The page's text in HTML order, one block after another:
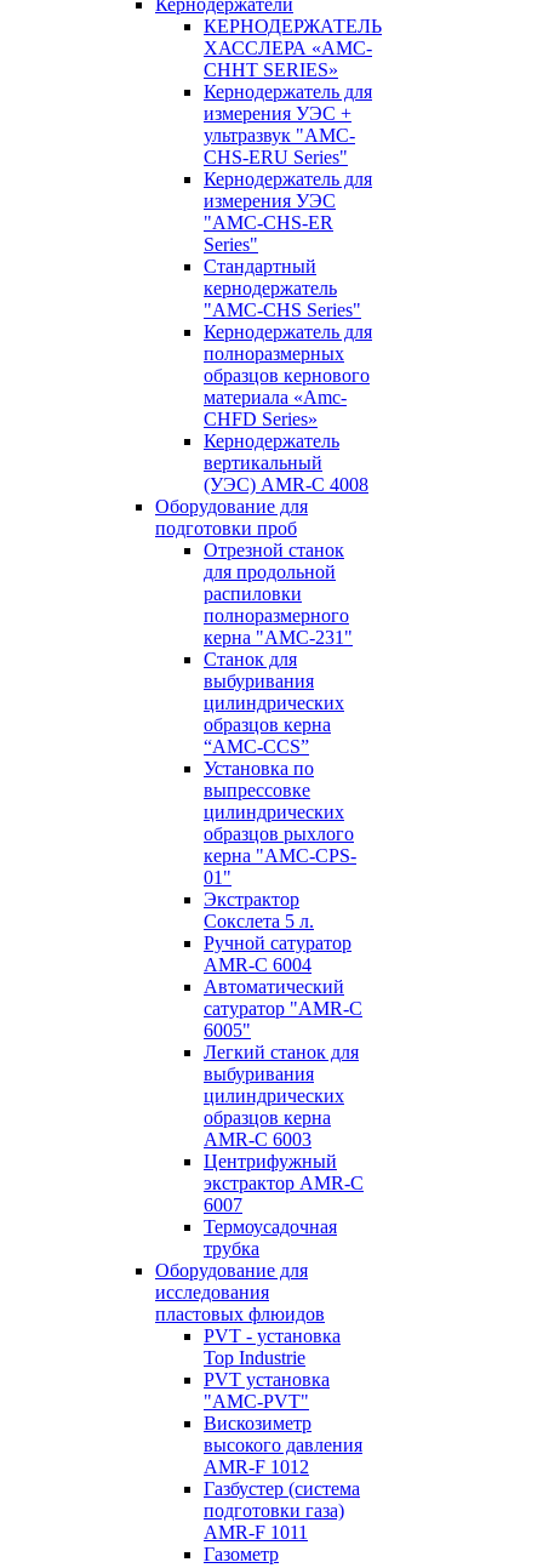
Кернодержатели
КЕРНОДЕРЖАТЕЛЬ
ХАССЛЕРА «AMC-
CHHT SERIES»
Кернодержатель для
измерения УЭС +
ультразвук "AMC-
CHS-ERU Series"
Кернодержатель для
измерения УЭС
"AMC-CHS-ER
Series"
Стандартный
кернодержатель
"AMC-CHS Series"
Кернодержатель для
полноразмерных
образцов кернового
материала «Amc-
CHFD Series»
Кернодержатель
вертикальный
(УЭС) AMR-C 4008
Оборудование для
подготовки проб
Отрезной станок
для продольной
распиловки
полноразмерного
керна "AMC-231"
Станок для
выбуривания
цилиндрических
образцов керна
“AMC-CCS”
Установка по
выпресcовке
цилиндрических
образцов рыхлого
керна "AMC-CPS-
01"
Экстрактор
Сокслета 5 л.
Ручной сатуратор
AMR-C 6004
Автоматический
сатуратор "AMR-C
6005"
Легкий станок для
выбуривания
цилиндрических
образцов керна
AMR-C 6003
Центрифужный
экстрактор AMR-C
6007
Термоусадочная
трубка
Оборудование для
исследования
пластовых флюидов
PVT - установка
Top Industrie
PVT установка
"AMC-PVT"
Вискозиметр
высокого давления
AMR-F 1012
Газбустер (система
подготовки газа)
AMR-F 1011
Газометр